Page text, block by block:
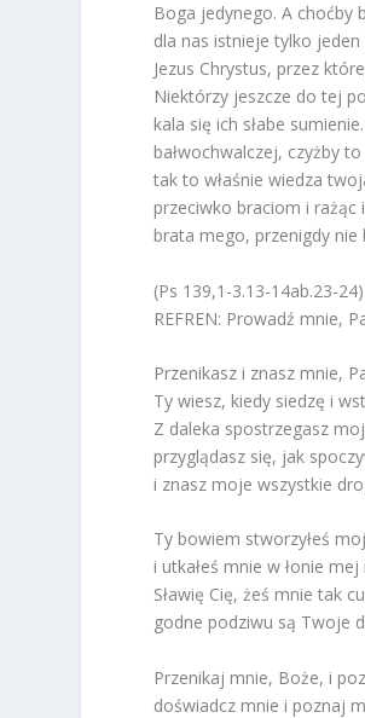
Boga jedynego. A choćby
dla nas istnieje tylko
Jezus Chrystus, przez
Niektórzy jeszcze do tej
kala się ich słabe
bałwochwalczej, czyżby
tak to właśnie wiedza
przeciwko braciom i rażąc
brata mego, przenigdy nie
(Ps 139,1-3.13-14ab.23-24)
REFREN: Prowadź mnie,
Przenikasz i znasz mnie,
Ty wiesz, kiedy siedzę i
Z daleka spostrzegasz
przyglądasz się, jak
i znasz moje wszystkie
Ty bowiem stworzyłeś
i utkałeś mnie w łonie mej
Sławię Cię, żeś mnie tak
godne podziwu są Twoje
Przenikaj mnie, Boże, i
doświadcz mnie i poznaj